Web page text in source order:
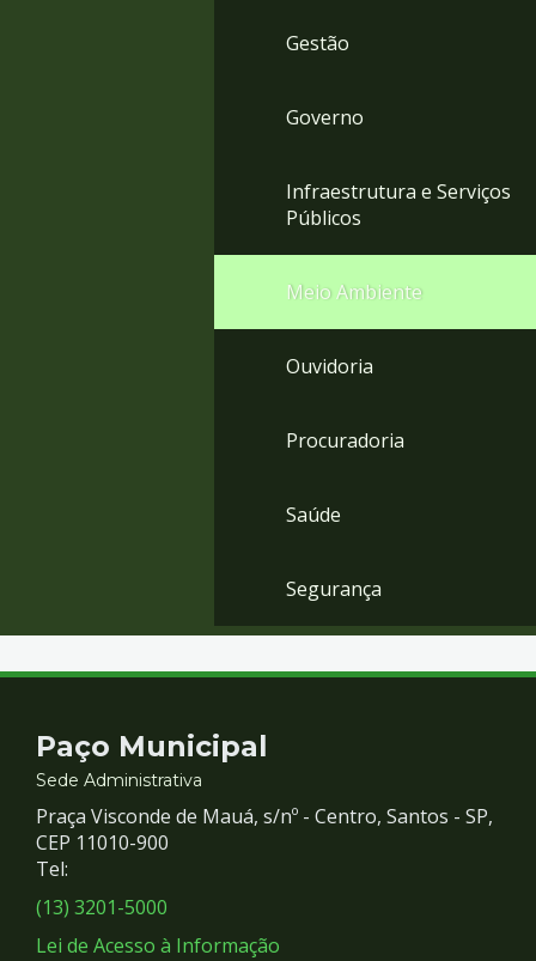
Gestão
Governo
Infraestrutura e Serviços
Públicos
Meio Ambiente
Ouvidoria
Procuradoria
Saúde
Segurança
Contato
e
Redes
Sociais
Paço Municipal
Sede Administrativa
Praça Visconde de Mauá, s/nº - Centro, Santos - SP,
CEP 11010-900
Tel:
(13) 3201-5000
Lei de Acesso à Informação